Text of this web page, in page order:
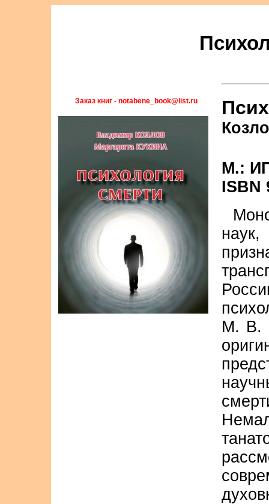
Заказ книг - notabene_book@list.ru
М.:
ISBN
М. В.